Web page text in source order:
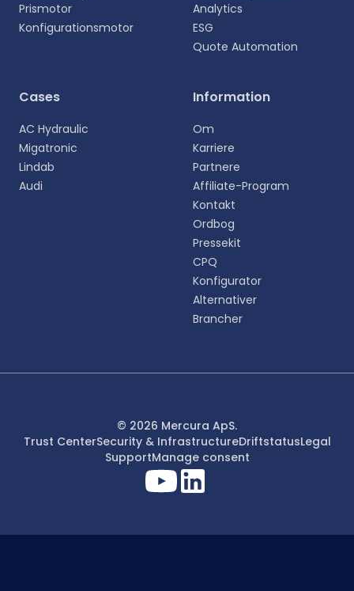
Prismotor
Konfigurationsmotor
Analytics
ESG
Quote Automation
Cases
AC Hydraulic
Migatronic
Lindab
Audi
Information
Om
Karriere
Partnere
Affiliate-Program
Kontakt
Ordbog
Pressekit
CPQ
Konfigurator
Alternativer
Brancher
© 2026 Mercura ApS.
Trust CenterSecurity & InfrastructureDriftstatusLegal
SupportManage consent